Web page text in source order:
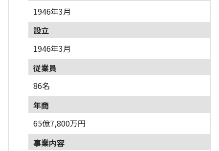
1946年3月
設立
1946年3月
従業員
86名
年商
65億7,800万円
事業内容